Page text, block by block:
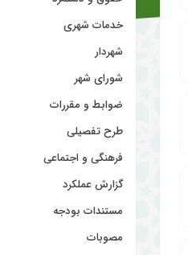
خدمات شهری
شهردار
شورای شهر
ضوابط و مقررات
طرح تفصیلی
فرهنگی و اجتماعی
گزارش عملکرد
مستندات بودجه
مصوبات